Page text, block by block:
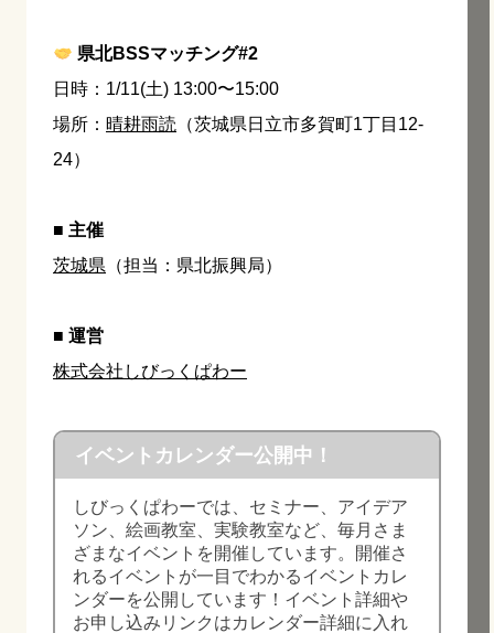
県北BSSマッチング#2
日時：1/11(土) 13:00〜15:00
場所： 晴耕雨読 （茨城県日立市多賀町1丁目12-
24）
■ 主催
茨城県 （担当：県北振興局）
■ 運営
株式会社しびっくぱわー
イベントカレンダー公開中！
しびっくぱわーでは、セミナー、アイデア
ソン、絵画教室、実験教室など、毎月さま
ざまなイベントを開催しています。開催さ
れるイベントが一目でわかるイベントカレ
ンダーを公開しています！イベント詳細や
お申し込みリンクはカレンダー詳細に入れ